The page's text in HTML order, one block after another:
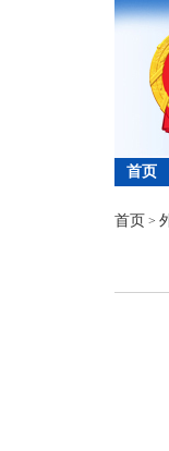
首页
首页 >